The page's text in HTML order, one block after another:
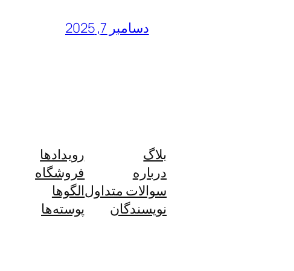
دسامبر 7, 2025
بلاگ
درباره
سوالات متداول
نویسندگان
رویدادها
فروشگاه
الگوها
پوسته‌ها